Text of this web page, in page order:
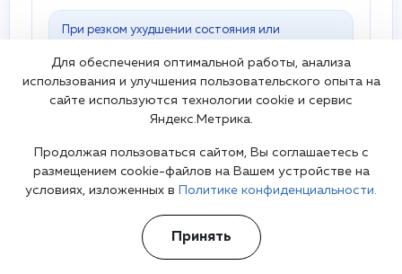
При резком ухудшении состояния или
немедленно обратиться за экстренной
помощью: 112.
Врач, оказывающий услугу
Шурова Екатерина Анатольевна
гештальт-терапевт
Для обеспечения оптимальной работы, анализа
использования и улучшения пользовательского опыта на
сайте используются технологии cookie и сервис
Яндекс.Метрика.
Продолжая пользоваться сайтом, Вы соглашаетесь с
размещением cookie-файлов на Вашем устройстве на
условиях, изложенных в
Политике конфиденциальности.
Принять